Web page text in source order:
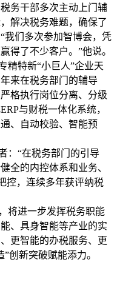
务干部多次主动上门辅
解决税务难题，确保了
我们多次参加智博会，凭
得了不少客户。”他说。
特新“小巨人”企业天
来在税务部门的辅导
格执行岗位分离、分级
与财税一体化系统，
、自动校验、智能预
“在税务部门的引导
全的内控体系和业务、
控，连续多年获评纳税
进一步发挥税务职能
、具身智能等产业的实
更智能的办税服务、更
创新突破赋能添力。